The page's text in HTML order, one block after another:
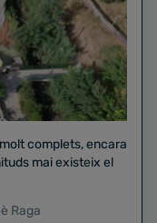
complets, encara
mai existeix el
Raga